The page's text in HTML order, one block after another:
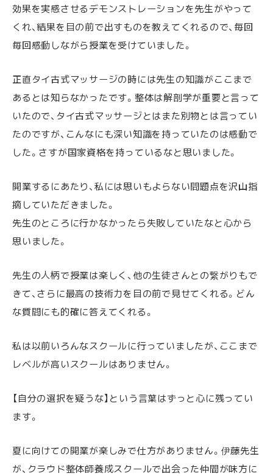
効果を実感させるデモンストレーションを先生がやって
くれ、結果を目の前で出すものを教えてくれるので、毎回
毎回感動しながら授業を受けていました。
正直タイ古式マッサージの時には先生の知識がここまで
あるとは知らなかったです。整体は解剖学が重要と言って
いたので、タイ古式マッサージとはまた別物とは言ってい
たのですが、こんなにも深い知識を持っていたのは感動で
した。さすが国家資格を持っているなと思いました。
開業するにあたり、私には思いもよらない問題点を沢山指
摘していただきました。
先生のところに行かなかったら失敗していたなと心から
思いました。
先生の人柄で授業は楽しく、他の生徒さんとの繋がりもで
きて、さらに最高の技術力を目の前で見せてくれる。どん
な質問にも的確に答えてくれる。
私は以前いろんなスクールに行っていましたが、ここまで
レベルが高いスクールはありません。
【自分の選択を疑うな】という言葉はずっと心に残ってい
ます。
夏に向けての開業が楽しみで仕方がありません。伊藤先生
が、クラウド整体師養成スクールで出会った仲間が味方に